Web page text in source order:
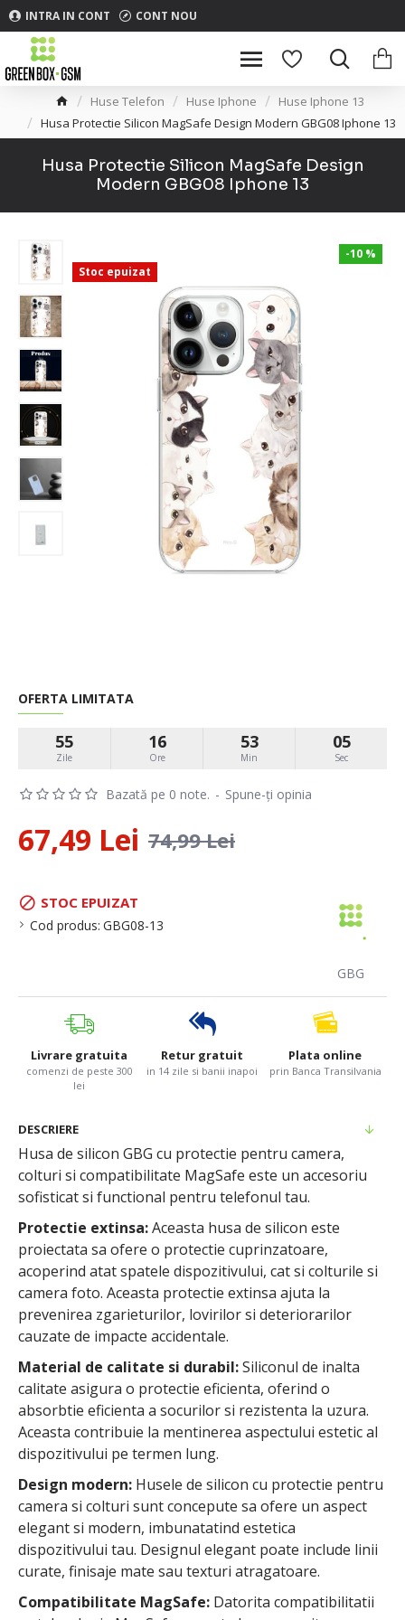
INTRA IN CONT CONT NOU
Huse Telefon Huse Iphone
Huse Iphone 13
Husa Protectie Silicon MagSafe Design Modern GBG08 Iphone 13
Husa Protectie Silicon MagSafe Design
Modern GBG08 Iphone 13
-10 %
Stoc epuizat
STOC EPUIZAT
Cod produs: GBG08-13
GBG
Bazată pe 0 note. - Spune-ţi opinia
OFERTA LIMITATA
55
Zile
16
Ore
53
Min
05
Sec
67,49 Lei 74,99 Lei
Livrare gratuita
comenzi de peste 300
lei
Retur gratuit
in 14 zile si banii inapoi
Plata online
prin Banca Transilvania
DESCRIERE
Husa de silicon GBG cu protectie pentru camera,
colturi si compatibilitate MagSafe este un accesoriu
sofisticat si functional pentru telefonul tau.
Protectie extinsa:Aceasta husa de silicon este
proiectata sa ofere o protectie cuprinzatoare,
acoperind atat spatele dispozitivului, cat si colturile si
camera foto. Aceasta protectie extinsa ajuta la
prevenirea zgarieturilor, lovirilor si deteriorarilor
cauzate de impacte accidentale.
Material de calitate si durabil:Siliconul de inalta
calitate asigura o protectie eficienta, oferind o
absorbtie eficienta a socurilor si rezistenta la uzura.
Aceasta contribuie la mentinerea aspectului estetic al
dispozitivului pe termen lung.
Design modern: Husele de silicon cu protectie pentru
camera si colturi sunt concepute sa ofere un aspect
elegant si modern, imbunatatind estetica
dispozitivului tau. Designul elegant poate include linii
curate, finisaje mate sau texturi atragatoare.
Compatibilitate MagSafe: Datorita compatibilitatii